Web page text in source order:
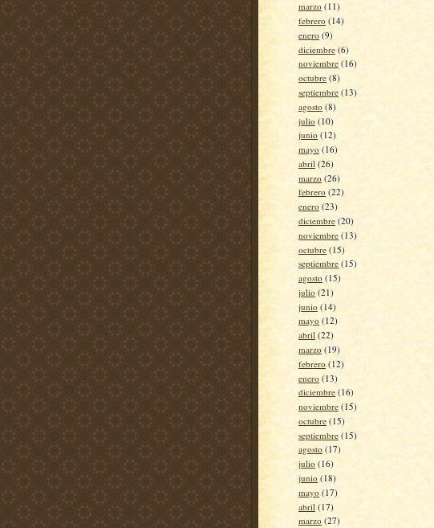
marzo (11)
febrero (14)
enero (9)
diciembre (6)
noviembre (16)
octubre (8)
septiembre (13)
agosto (8)
julio (10)
junio (12)
mayo (16)
abril (26)
marzo (26)
febrero (22)
enero (23)
diciembre (20)
noviembre (13)
octubre (15)
septiembre (15)
agosto (15)
julio (21)
junio (14)
mayo (12)
abril (22)
marzo (19)
febrero (12)
enero (13)
diciembre (16)
noviembre (15)
octubre (15)
septiembre (15)
agosto (17)
julio (16)
junio (18)
mayo (17)
abril (17)
marzo (27)